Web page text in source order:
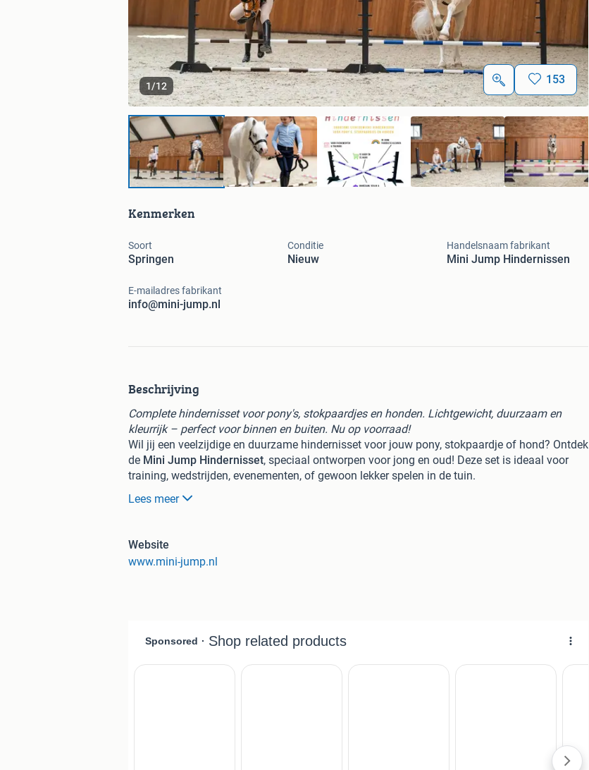
1/12 153
Kenmerken
Soort
Springen
Conditie
Nieuw
Handelsnaam fabrikant
Mini Jump Hindernissen
E-mailadres fabrikant
info@mini-jump.nl
Beschrijving
Complete hindernisset voor pony's, stokpaardjes en honden. Lichtgewicht, duurzaam en
kleurrijk – perfect voor binnen en buiten. Nu op voorraad!
Wil jij een veelzijdige en duurzame hindernisset voor jouw pony, stokpaardje of hond? Ontdek
de Mini Jump Hindernisset, speciaal ontworpen voor jong en oud! Deze set is ideaal voor
training, wedstrijden, evenementen, of gewoon lekker spelen in de tuin.
zijnlichtgewicht
Waarom kiezen voor Mini Jump?
Geschikt voor pony’s, stokpaardjes én agility met honden en paarden.
Verkrijgbaar in vrolijke kleuren, inclusief regenboogopties!
5 stuks, kleurrijk en duurzaam, lengte 175cm, 40mm doorsnede. 1kg
Lees meer
Website
www.mini-jump.nl